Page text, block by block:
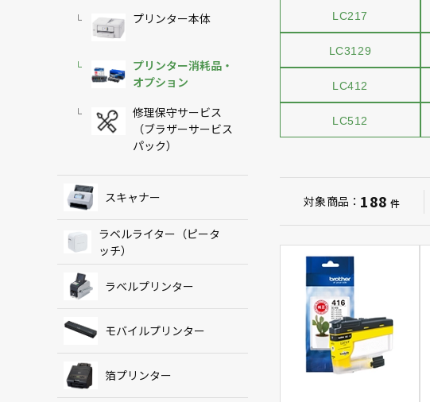
プリンター本体
プリンター消耗品・
オプション
修理保守サービス
（ブラザーサービス
パック）
スキャナー
ラベルライター（ピータ
ッチ）
ラベルプリンター
モバイルプリンター
箔プリンター
LC217
LC3129
LC412
LC512
対象商品： 188 件